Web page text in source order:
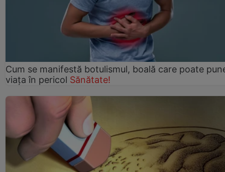
Cum se manifestă botulismul, boală care poate
viaţa în pericol Sănătate!